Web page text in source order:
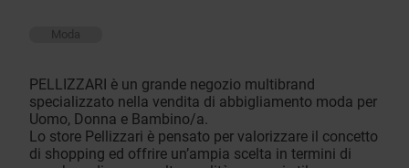
Moda
PELLIZZARI è un grande negozio multibrand
specializzato nella vendita di abbigliamento moda per
Uomo, Donna e Bambino/a.
Lo store Pellizzari è pensato per valorizzare il concetto
di shopping ed offrire un’ampia scelta in termini di